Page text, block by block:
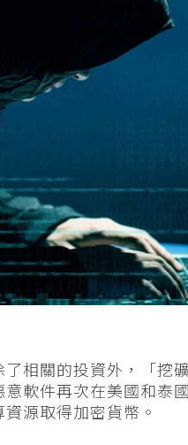
相關的投資外，「挖
軟件再次在美國和泰
源取得加密貨幣。